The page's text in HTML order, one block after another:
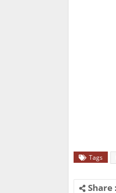
Tags